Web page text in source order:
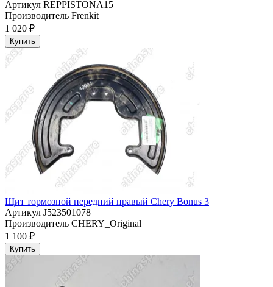
Артикул REPPISTONA15
Производитель Frenkit
1 020 ₽
Купить
Щит тормозной передний правый Chery Bonus 3
Артикул J523501078
Производитель CHERY_Original
1 100 ₽
Купить